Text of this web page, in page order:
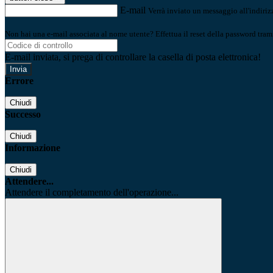
E-mail Verrà inviato un messaggio
Non hai una e-mail associata al nome utente? Effettua il reset della password
E-mail inviata, si prega di controllare la casella di posta elettronica!
Errore
Chiudi
Successo
Chiudi
Informazione
Chiudi
Attendere...
Attendere il completamento dell'operazione...